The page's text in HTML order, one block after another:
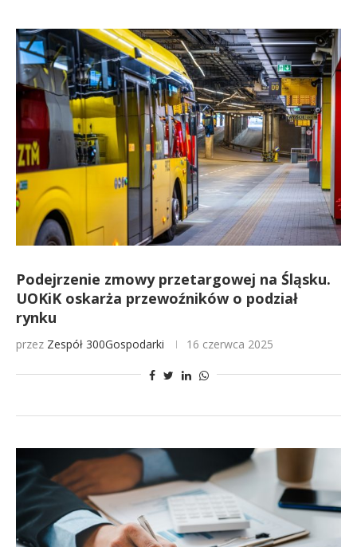
Podejrzenie zmowy przetargowej na Śląsku.
UOKiK oskarża przewoźników o podział
rynku
przez Zespół 300Gospodarki 16 czerwca 2025